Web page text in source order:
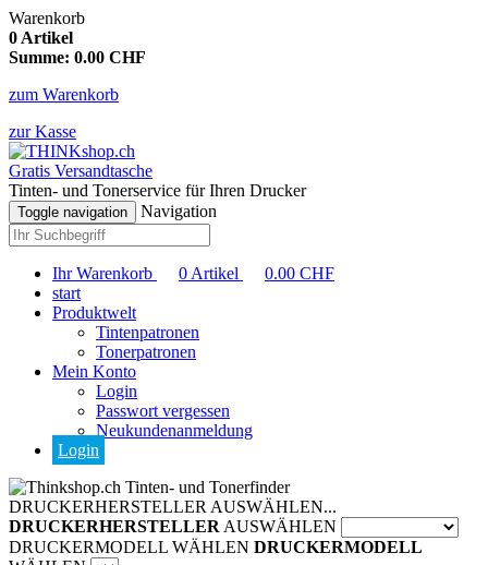
Warenkorb
0 Artikel
Summe: 0.00 CHF
zum Warenkorb
zur Kasse
Gratis Versandtasche
Tinten- und Tonerservice für Ihren Drucker
Toggle navigation Navigation
Ihr Warenkorb 0 Artikel 0.00 CHF
start
Produktwelt
Tintenpatronen
Tonerpatronen
Mein Konto
Login
Passwort vergessen
Neukundenanmeldung
Login
Tinten- und Tonerfinder
DRUCKERHERSTELLER AUSWÄHLEN...
DRUCKERHERSTELLER AUSWÄHLEN
DRUCKERMODELL WÄHLEN DRUCKERMODELL